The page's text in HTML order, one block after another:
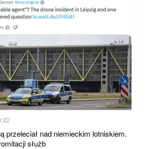
przeleciał nad niemieckim lotniskiem.
służb